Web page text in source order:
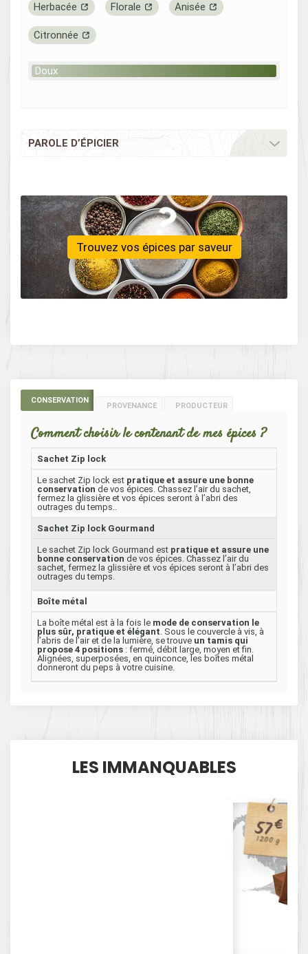
Herbacée Florale Anisée
Citronnée
Doux
PAROLE D’ÉPICIER
Trouvez vos épices par saveur
CONSERVATION
PROVENANCE PRODUCTEUR
Comment choisir le contenant de mes épices ?
Sachet Zip lock
Le sachet Zip lock est pratique et assure une bonne
conservation de vos épices. Chassez l’air du sachet,
fermez la glissière et vos épices seront à l’abri des
outrages du temps..
Sachet Zip lock Gourmand
Le sachet Zip lock Gourmand est pratique et assure une
bonne conservation de vos épices. Chassez l’air du
sachet, fermez la glissière et vos épices seront à l’abri des
outrages du temps.
Boîte métal
La boîte métal est à la fois le mode de conservation le
plus sûr, pratique et élégant. Sous le couvercle à vis, à
l’abris de l’air et de la lumière, se trouve un tamis qui
propose 4 positions : fermé, débit large, moyen et fin.
Alignées, superposées, en quinconce, les boîtes métal
donneront du peps à votre cuisine.
LES IMMANQUABLES
57€
1200 g